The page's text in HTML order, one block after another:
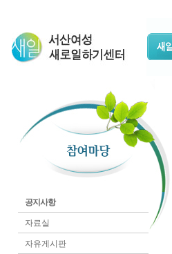
공지사항
자료실
자유게시판